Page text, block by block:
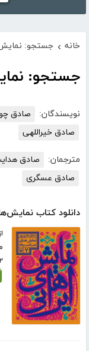
خانه › جستجو:
جستجو:
نویسندگان: صادق
صادق خیراللهی
مترجمان: صادق
صادق عسگری
دانلود کتاب